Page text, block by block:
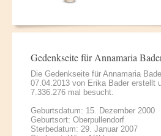
Gedenkseite für Annamaria
Die Gedenkseite für Annamaria
07.04.2013 von Erika Bader erstellt
7.336.276 mal besucht.
Geburtsdatum: 15. Dezember 2000
Geburtsort: Oberpullendorf
Sterbedatum: 29. Januar 2007